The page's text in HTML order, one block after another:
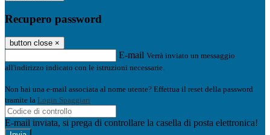
Recupero password
button close ×
E-mail Verrà inviato un messaggio
all'indirizzo indicato con le istruzioni necessarie.
Non hai una e-mail associata al nome utente? Effettua il reset della password
tramite la Login Spaggiari
E-mail inviata, si prega di controllare la casella di posta elettronica!